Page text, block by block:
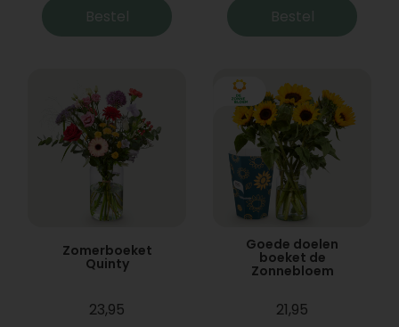
Bestel Bestel
Zomerboeket
Quinty
23,95
Goede doelen
boeket de
Zonnebloem
21,95